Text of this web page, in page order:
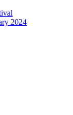
2024